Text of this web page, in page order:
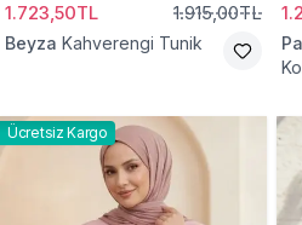
1.723,50TL 1.915,00TL
Beyza Kahverengi Tunik
Ücretsiz Kargo